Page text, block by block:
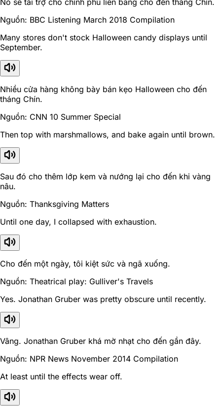
Nguồn: BBC Listening March 2018 Compilation
Many stores don't stock Halloween candy displays until
September.
Nhiều cửa hàng không bày bán kẹo Halloween cho đến
tháng Chín.
Nguồn: CNN 10 Summer Special
Then top with marshmallows, and bake again until brown.
Sau đó cho thêm lớp kem và nướng lại cho đến khi vàng
nâu.
Nguồn: Thanksgiving Matters
Until one day, I collapsed with exhaustion.
Cho đến một ngày, tôi kiệt sức và ngã xuống.
Nguồn: Theatrical play: Gulliver's Travels
Yes. Jonathan Gruber was pretty obscure until recently.
Vâng. Jonathan Gruber khá mờ nhạt cho đến gần đây.
Nguồn: NPR News November 2014 Compilation
At least until the effects wear off.